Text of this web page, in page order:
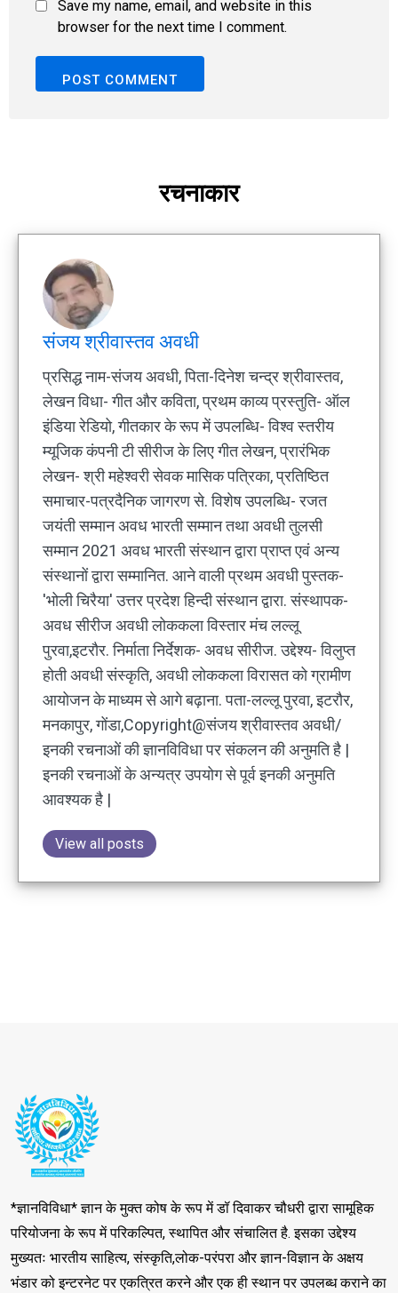
Save my name, email, and website in this
browser for the next time I comment.
रचनाकार
संजय श्रीवास्तव अवधी
प्रसिद्ध नाम-संजय अवधी, पिता-दिनेश चन्द्र श्रीवास्तव,
लेखन विधा- गीत और कविता, प्रथम काव्य प्रस्तुति- ऑल
इंडिया रेडियो, गीतकार के रूप में उपलब्धि- विश्व स्तरीय
म्यूजिक कंपनी टी सीरीज के लिए गीत लेखन, प्रारंभिक
लेखन- श्री महेश्वरी सेवक मासिक पत्रिका, प्रतिष्ठित
समाचार-पत्रदैनिक जागरण से. विशेष उपलब्धि- रजत
जयंती सम्मान अवध भारती सम्मान तथा अवधी तुलसी
सम्मान 2021 अवध भारती संस्थान द्वारा प्राप्त एवं अन्य
संस्थानों द्वारा सम्मानित. आने वाली प्रथम अवधी पुस्तक-
'भोली चिरैया' उत्तर प्रदेश हिन्दी संस्थान द्वारा. संस्थापक-
अवध सीरीज अवधी लोककला विस्तार मंच लल्लू
पुरवा,इटरौर. निर्माता निर्देशक- अवध सीरीज. उद्देश्य- विलुप्त
होती अवधी संस्कृति, अवधी लोककला विरासत को ग्रामीण
आयोजन के माध्यम से आगे बढ़ाना. पता-लल्लू पुरवा, इटरौर,
मनकापुर, गोंडा,Copyright@संजय श्रीवास्तव अवधी/
इनकी रचनाओं की ज्ञानविविधा पर संकलन की अनुमति है |
इनकी रचनाओं के अन्यत्र उपयोग से पूर्व इनकी अनुमति
आवश्यक है |
View all posts
*ज्ञानविविधा* ज्ञान के मुक्त कोष के रूप में डॉ दिवाकर चौधरी द्वारा सामूहिक
परियोजना के रूप में परिकल्पित, स्थापित और संचालित है. इसका उद्देश्य
मुख्यतः भारतीय साहित्य, संस्कृति,लोक-परंपरा और ज्ञान-विज्ञान के अक्षय
भंडार को इन्टरनेट पर एकत्रित करने और एक ही स्थान पर उपलब्ध कराने का